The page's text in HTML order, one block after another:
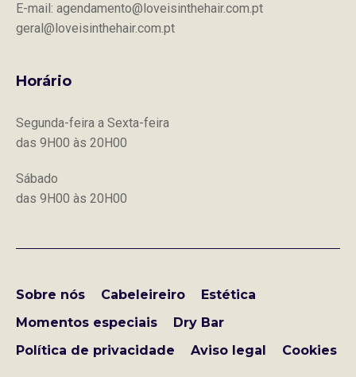
E-mail: agendamento@loveisinthehair.com.pt
geral@loveisinthehair.com.pt
Horário
Segunda-feira a Sexta-feira
das 9H00 às 20H00
Sábado
das 9H00 às 20H00
Sobre nós Cabeleireiro
Estética
Momentos especiais
Dry Bar
Política de privacidade
Aviso legal Cookies